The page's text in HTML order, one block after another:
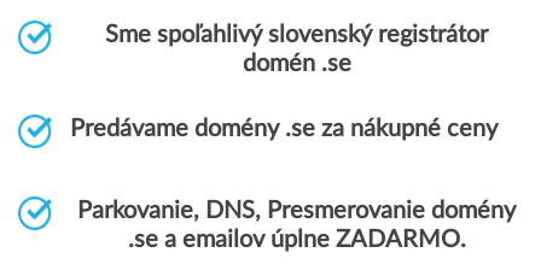
Sme spoľahlivý slovenský registrátor
domén .se
Predávame domény .se za nákupné ceny
Parkovanie, DNS, Presmerovanie domény
.se a emailov úplne ZADARMO.